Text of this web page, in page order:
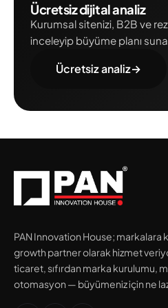
Ücretsiz dijital analiz
Kurumsal sitenizi, B2B ve
inceleyip büyüme planı
Ücretsiz analiz→
PAN Innovation House; markalara
growth partner olarak hizmet
ticaret, sıfırdan marka kurulumu,
otomasyon — büyümeniz için ne